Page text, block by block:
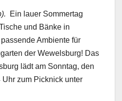
Ein lauer Sommertag
und Bänke in
Ambiente für
der Wewelsburg! Das
lädt am Sonntag, den
zum Picknick unter